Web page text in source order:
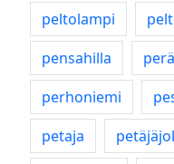
peltolampi
pensahilla
perhoniemi
petaja